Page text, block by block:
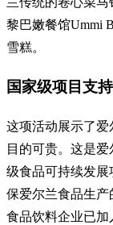
黎巴嫩餐馆Ummi
雪糕。
国家级项目支
这项活动展示了爱
目的可贵。这是
级食品可持续发
保爱尔兰食品生产
食品饮料企业已